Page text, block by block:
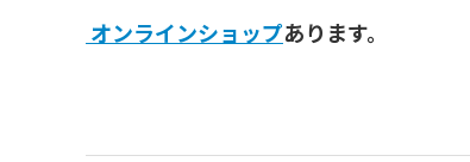
オンラインショップあります。